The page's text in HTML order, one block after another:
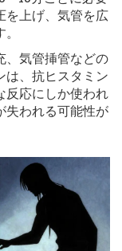
を上げ、気管を広
、気管挿管などの
は、抗ヒスタミン
反応にしか使われ
失われる可能性が